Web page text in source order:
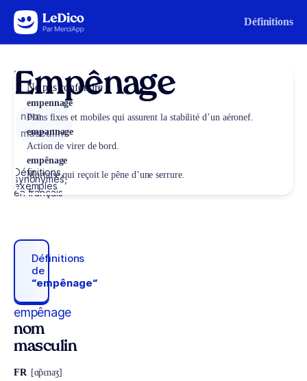
Aller au contenu Définitions
Empênage
nom
masculin
Définitions,
synonymes,
exemples
en français
Définitions
de
“empênage“
empênage
nom
masculin
FR [ɑ̃pɛnaʒ]
Ne pas confondre
empennage
Plans fixes et mobiles qui assurent la stabilité d’un aéronef.
empannage
Action de virer de bord.
empênage
Mortaise qui reçoit le pêne d’une serrure.